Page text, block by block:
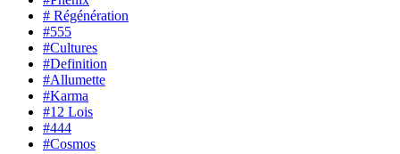
# Régénération
#555
#Cultures
#Definition
#Allumette
#Karma
#12 Lois
#444
#Cosmos